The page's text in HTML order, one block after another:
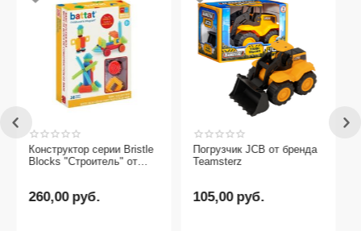
Конструктор серии Bristle
Blocks "Строитель" от
260,00 руб.
Погрузчик JCB от бренда
Teamsterz
105,00 руб.